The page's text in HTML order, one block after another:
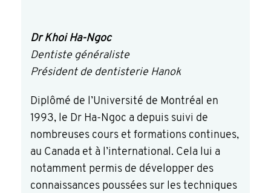
Dr Khoi Ha-Ngoc
Dentiste généraliste
Président de dentisterie Hanok
Diplômé de l’Université de Montréal en
1993, le Dr Ha-Ngoc a depuis suivi de
nombreuses cours et formations continues,
au Canada et à l’international. Cela lui a
notamment permis de développer des
connaissances poussées sur les techniques